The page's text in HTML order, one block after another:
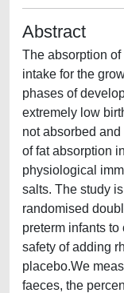
Abstract
The absorption
intake for the
phases of
extremely low
not absorbed
of fat absorption
physiological
salts. The study
randomised
preterm infants
safety of adding
placebo.We
faeces, the